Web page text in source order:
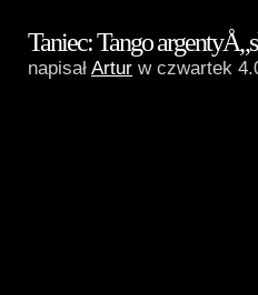
Taniec: Tango
napisał Artur w czwartek